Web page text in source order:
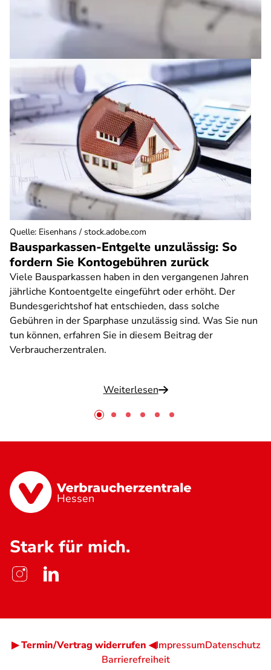
Bausparkassen-Entgelte unzulässig: So
fordern Sie Kontogebühren zurück
Viele Bausparkassen haben in den vergangenen Jahren
jährliche Kontoentgelte eingeführt oder erhöht. Der
Bundesgerichtshof hat entschieden, dass solche
Gebühren in der Sparphase unzulässig sind. Was Sie nun
tun können, erfahren Sie in diesem Beitrag der
Verbraucherzentralen.
Weiterlesen
Quelle: Eisenhans / stock.adobe.com
Hessen
Stark für mich.
▶ Termin/Vertrag widerrufen ◀ImpressumDatenschutz
Barrierefreiheit